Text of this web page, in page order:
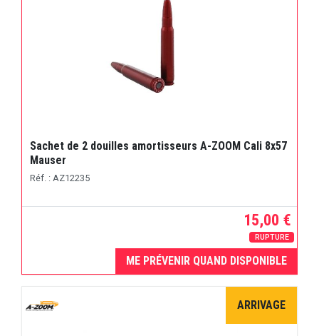
Sachet de 2 douilles amortisseurs A-ZOOM Cali 8x57
Mauser
Réf. : AZ12235
15,00 €
RUPTURE
ME PRÉVENIR QUAND DISPONIBLE
ARRIVAGE